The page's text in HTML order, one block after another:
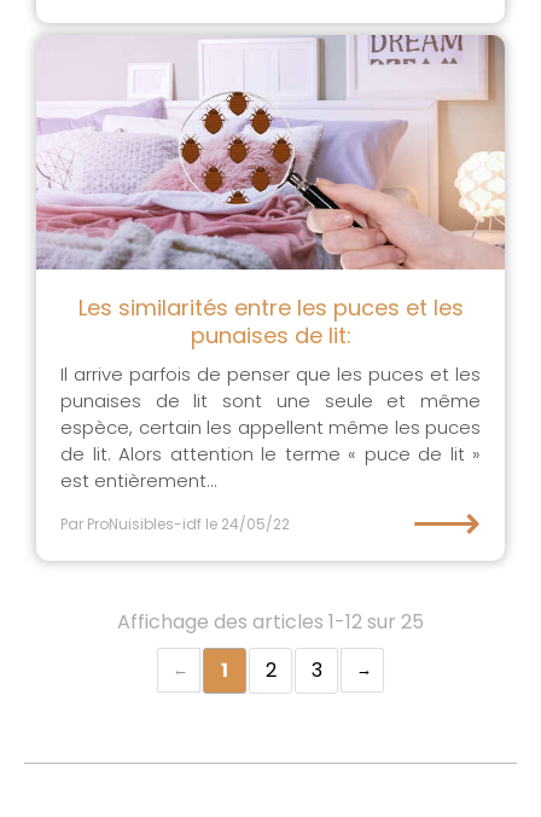
Les similarités entre les puces et les
punaises de lit:
Il arrive parfois de penser que les puces et les
punaises de lit sont une seule et même
espèce, certain les appellent même les puces
de lit. Alors attention le terme « puce de lit »
est entièrement...
Par ProNuisibles-idf le 24/05/22 ⟶
Affichage des articles 1-12 sur 25
1
2 3